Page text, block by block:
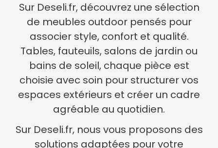
Sur Deseli.fr, découvrez une sélection
de meubles outdoor pensés pour
associer style, confort et qualité.
Tables, fauteuils, salons de jardin ou
bains de soleil, chaque pièce est
choisie avec soin pour structurer vos
espaces extérieurs et créer un cadre
agréable au quotidien.
Sur Deseli.fr, nous vous proposons des
solutions adaptées pour votre